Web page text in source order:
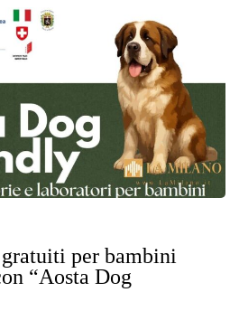
per bambini
“Aosta Dog